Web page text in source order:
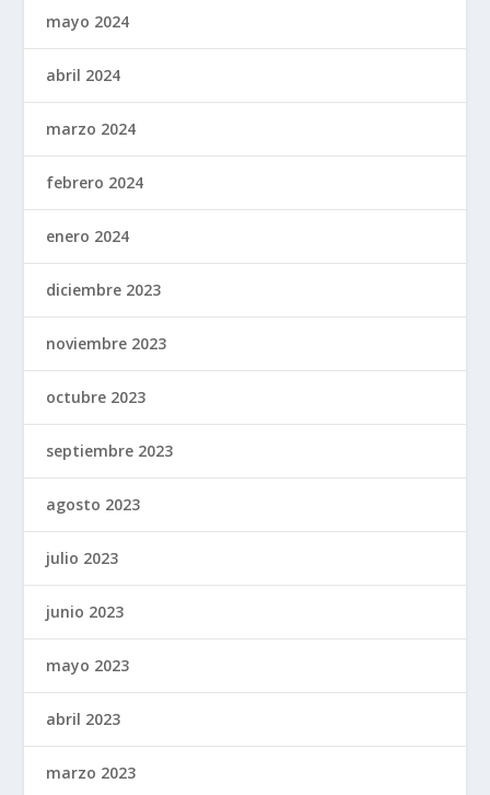
mayo 2024
abril 2024
marzo 2024
febrero 2024
enero 2024
diciembre 2023
noviembre 2023
octubre 2023
septiembre 2023
agosto 2023
julio 2023
junio 2023
mayo 2023
abril 2023
marzo 2023